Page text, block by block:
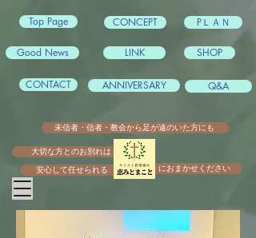
Q&A
大切な方とのお別れは
安心して任せられる
未信者・信者・教会から足が遠のいた方にも
葬儀のお知らせ
Top Page CONCEPT PＬＡＮ
Good News SHOP
LINK
CONTACT ANNIVERSARY
におまかせください